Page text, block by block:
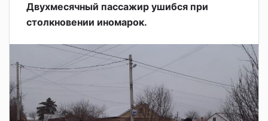
Двухмесячный пассажир ушибся при
столкновении иномарок.